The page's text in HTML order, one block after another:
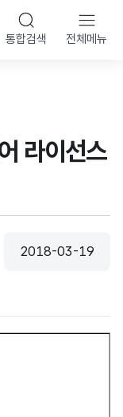
통합검색 전체메뉴
라이선스
등록일
2018-03-19